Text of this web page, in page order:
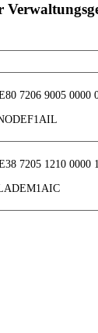
7206 9005 0000
7205 1210 0000